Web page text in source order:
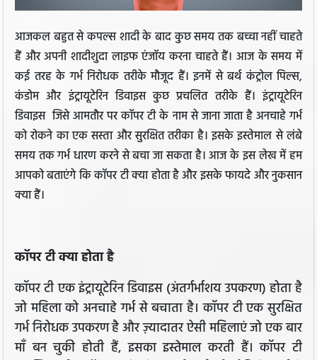
आजकल बहुत से कपल्स शादी के बाद कुछ समय तक बच्चा नहीं चाहते
हैं और अपनी शादीशुदा लाइफ एंजॉय करना चाहते हैं। आज के समय में
कई तरह के गर्भ निरोधक तरीके मौजूद हैं। इनमें से बर्थ कंट्रोल पिल्स,
कंडोम और इंट्रायूटेरिन डिवाइस कुछ प्रचलित तरीके हैं। इंट्रायूटेरिन
डिवाइस जिसे आमतौर पर कॉपर टी के नाम से जाना जाता है अनचाहे गर्भ
को रोकने का एक सस्ता और सुरक्षित तरीका है। इसके इस्तेमाल से लंबे
समय तक गर्भ धारण करने से बचा जा सकता है। आज के इस लेख में हम
आपको बताएंगे कि कॉपर टी क्या होता है और इसके फायदे और नुकसान
क्या हैं।
कॉपर टी क्या होता है
कॉपर टी एक इंट्रायूटेरिन डिवाइस (अंतर्गर्भाशय उपकरण) होता है
जो महिला को अनचाहे गर्भ से बचाता है। कॉपर टी एक सुरक्षित
गर्भ निरोधक उपकरण है और ज़्यादातर ऐसी महिलाएं जो एक बार
माँ बन चुकी होती हैं, इसका इस्तेमाल करती हैं। कॉपर टी